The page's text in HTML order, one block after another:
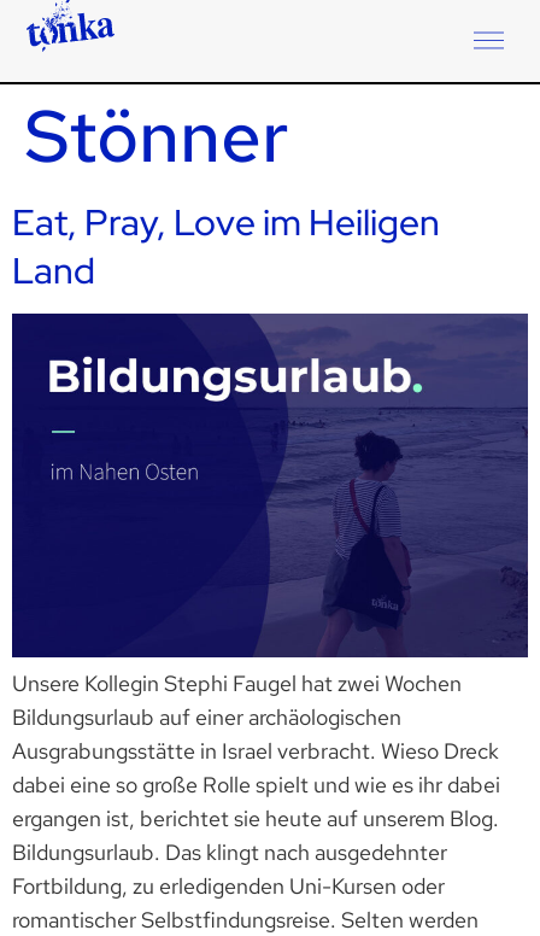
Autor:
Stönner
Eat, Pray, Love im Heiligen
Land
Unsere Kollegin Stephi Faugel hat zwei Wochen
Bildungsurlaub auf einer archäologischen
Ausgrabungsstätte in Israel verbracht. Wieso Dreck
dabei eine so große Rolle spielt und wie es ihr dabei
ergangen ist, berichtet sie heute auf unserem Blog.
Bildungsurlaub. Das klingt nach ausgedehnter
Fortbildung, zu erledigenden Uni-Kursen oder
romantischer Selbstfindungsreise. Selten werden